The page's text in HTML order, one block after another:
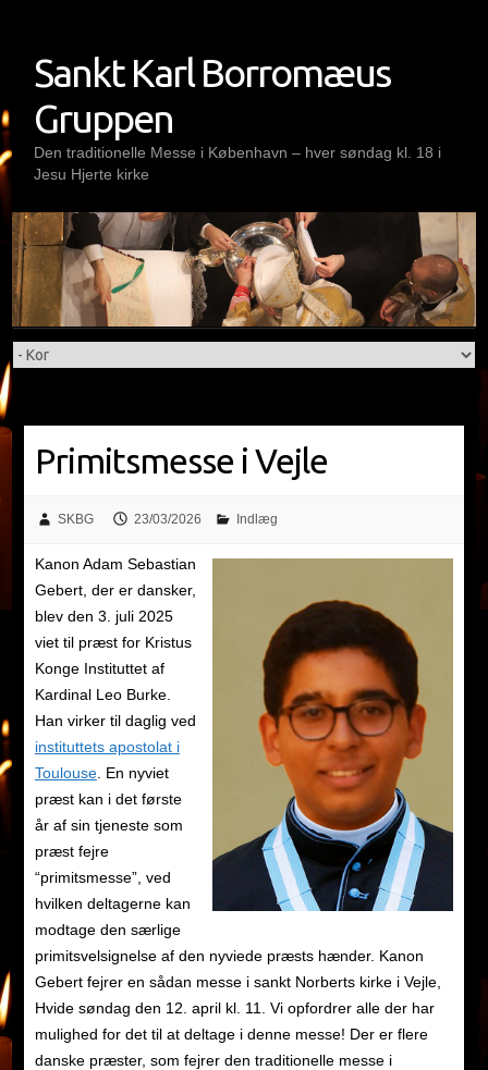
contentSankt Karl Borromæus
Gruppen
Den traditionelle Messe i København – hver søndag kl. 18 i
Jesu Hjerte kirke
Primitsmesse i Vejle
SKBG 23/03/2026 Indlæg
Kanon Adam Sebastian
Gebert, der er dansker,
blev den 3. juli 2025
viet til præst for Kristus
Konge Instituttet af
Kardinal Leo Burke.
Han virker til daglig ved
instituttets apostolat i
Toulouse. En nyviet
præst kan i det første
år af sin tjeneste som
præst fejre
“primitsmesse”, ved
hvilken deltagerne kan
modtage den særlige
primitsvelsignelse af den nyviede præsts hænder. Kanon
Gebert fejrer en sådan messe i sankt Norberts kirke i Vejle,
Hvide søndag den 12. april kl. 11. Vi opfordrer alle der har
mulighed for det til at deltage i denne messe! Der er flere
danske præster, som fejrer den traditionelle messe i